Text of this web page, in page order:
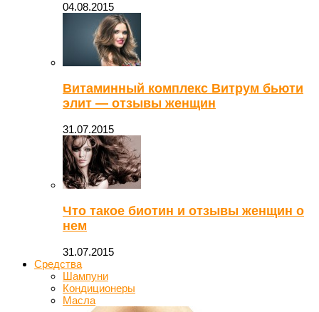
04.08.2015
Витаминный комплекс Витрум бьюти
элит — отзывы женщин
31.07.2015
Что такое биотин и отзывы женщин о
нем
31.07.2015
Средства
Шампуни
Кондиционеры
Масла